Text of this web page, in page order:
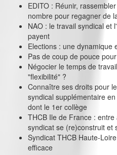
EDITO : Réunir,
nombre pour regagner de
NAO : le travail syndical et
payent
Elections : une dynamique
Pas de coup de pouce
Négocier le temps de
"flexibilité" ?
Connaître ses droits pour
syndical supplémentaire
dont le 1er collège
THCB Ile de France :
syndicat se (re)construit et
Syndicat THCB Haute-
efficace